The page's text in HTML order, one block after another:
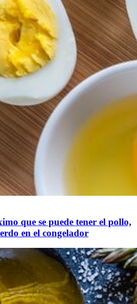
que se puede tener el pollo,
en el congelador